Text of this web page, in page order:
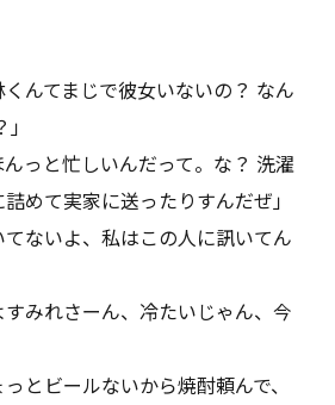
くんてまじで彼女いないの？ なん
んっと忙しいんだって。な？ 洗濯
めて実家に送ったりすんだぜ」
ないよ、私はこの人に訊いてん
すみれさーん、冷たいじゃん、今
とビールないから焼酎頼んで、